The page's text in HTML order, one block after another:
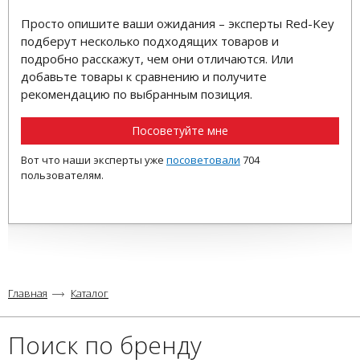
Просто опишите ваши ожидания – эксперты Red-Key
подберут несколько подходящих товаров и
подробно расскажут, чем они отличаются. Или
добавьте товары к сравнению и получите
рекомендацию по выбранным позиция.
Посоветуйте мне
Вот что наши эксперты уже посоветовали 704
пользователям.
Главная Каталог
Поиск по бренду